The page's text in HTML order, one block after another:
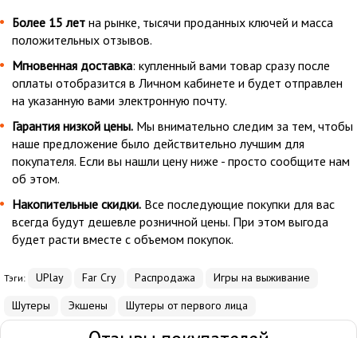
Более 15 лет на рынке, тысячи проданных ключей и масса
положительных отзывов.
Мгновенная доставка: купленный вами товар сразу после
оплаты отобразится в Личном кабинете и будет отправлен
на указанную вами электронную почту.
Гарантия низкой цены. Мы внимательно следим за тем, чтобы
наше предложение было действительно лучшим для
покупателя. Если вы нашли цену ниже - просто сообщите нам
об этом.
Накопительные скидки. Все последующие покупки для вас
всегда будут дешевле розничной цены. При этом выгода
будет расти вместе с объемом покупок.
Тэги: UPlay Far Cry Распродажа
Игры на выживание
Шутеры
Экшены Шутеры от первого лица